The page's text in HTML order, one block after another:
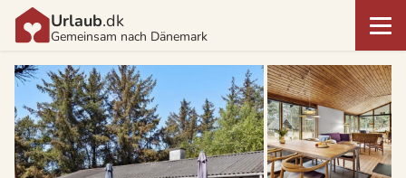
Urlaub.dk
Gemeinsam nach Dänemark